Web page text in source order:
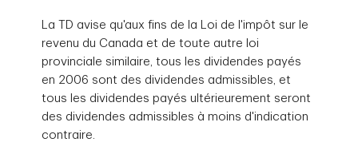
de réinvestissement
Dividendes déclarés 1,12 $ par action
Décote du régime
de réinvestissement
des dividendes
-
Date de paiement1 octobre 31, 2026
Date d’inscription janvier 08, 2027
Date de paiement janvier 31, 2027
La TD avise qu'aux fins de la Loi de l'impôt sur le
revenu du Canada et de toute autre loi
provinciale similaire, tous les dividendes payés
en 2006 sont des dividendes admissibles, et
tous les dividendes payés ultérieurement seront
des dividendes admissibles à moins d'indication
contraire.